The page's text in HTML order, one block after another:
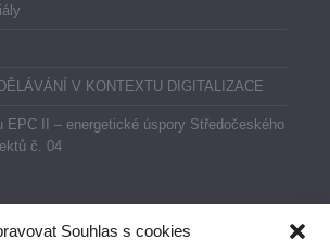
Souhlas s cookies
V KONTEXTU DIGITALIZACE
EPC II – energetické úspory Středočeského
č. 04